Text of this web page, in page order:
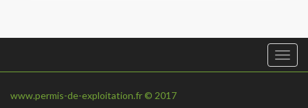
www.permis-de-exploitation.fr © 2017